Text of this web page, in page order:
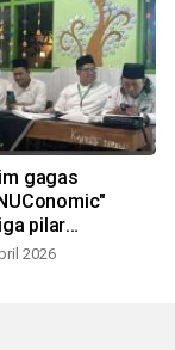
gagas
pilar
ekonomi
2026